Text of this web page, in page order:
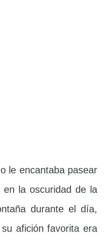
le encantaba pasear
en la oscuridad de la
durante el día,
afición favorita era